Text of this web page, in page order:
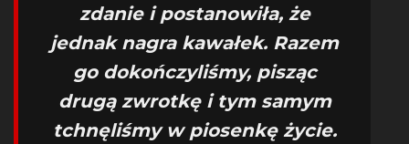
zdanie i postanowiła, że
jednak nagra kawałek. Razem
go dokończyliśmy, pisząc
drugą zwrotkę i tym samym
tchnęliśmy w piosenkę życie.